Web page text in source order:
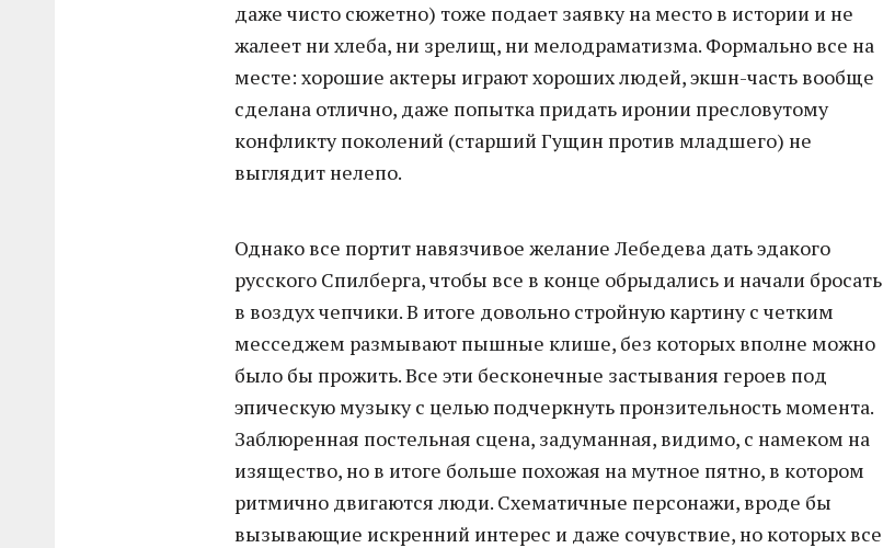
даже чисто сюжетно) тоже подает заявку на место в истории и не
жалеет ни хлеба, ни зрелищ, ни мелодраматизма. Формально все на
месте: хорошие актеры играют хороших людей, экшн-часть вообще
сделана отлично, даже попытка придать иронии пресловутому
конфликту поколений (старший Гущин против младшего) не
выглядит нелепо.
Однако все портит навязчивое желание Лебедева дать эдакого
русского Спилберга, чтобы все в конце обрыдались и начали бросать
в воздух чепчики. В итоге довольно стройную картину с четким
месседжем размывают пышные клише, без которых вполне можно
было бы прожить. Все эти бесконечные застывания героев под
эпическую музыку с целью подчеркнуть пронзительность момента.
Заблюренная постельная сцена, задуманная, видимо, с намеком на
изящество, но в итоге больше похожая на мутное пятно, в котором
ритмично двигаются люди. Схематичные персонажи, вроде бы
вызывающие искренний интерес и даже сочувствие, но которых все